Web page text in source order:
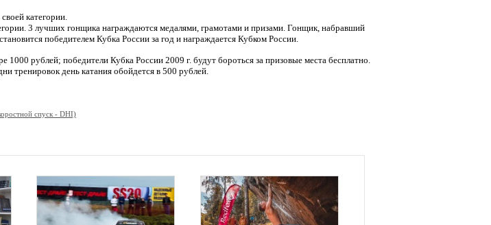
категории.
3 лучших гонщика награждаются медалями, грамотами и призами. Гонщик, набравший
победителем Кубка России за год и награждается Кубком России.
рублей; победители Кубка России 2009 г. будут бороться за призовые места бесплатно.
тренировок день катания обойдется в 500 рублей.
спуск - DHI)